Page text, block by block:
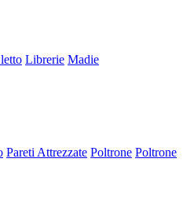
Librerie Madie
Pareti Attrezzate Poltrone Poltrone